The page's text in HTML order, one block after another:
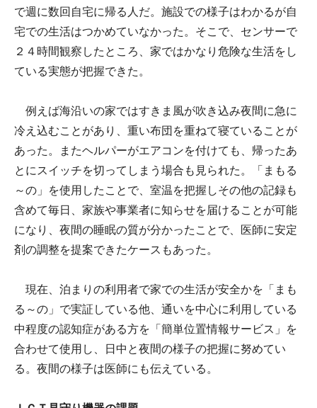
で週に数回自宅に帰る人だ。施設での様子はわかるが自
宅での生活はつかめていなかった。そこで、センサーで
２４時間観察したところ、家ではかなり危険な生活をし
ている実態が把握できた。
例えば海沿いの家ではすきま風が吹き込み夜間に急に
冷え込むことがあり、重い布団を重ねて寝ていることが
あった。またヘルパーがエアコンを付けても、帰ったあ
とにスイッチを切ってしまう場合も見られた。「まもる
～の」を使用したことで、室温を把握しその他の記録も
含めて毎日、家族や事業者に知らせを届けることが可能
になり、夜間の睡眠の質が分かったことで、医師に安定
剤の調整を提案できたケースもあった。
現在、泊まりの利用者で家での生活が安全かを「まも
る～の」で実証している他、通いを中心に利用している
中程度の認知症がある方を「簡単位置情報サービス」を
合わせて使用し、日中と夜間の様子の把握に努めてい
る。夜間の様子は医師にも伝えている。